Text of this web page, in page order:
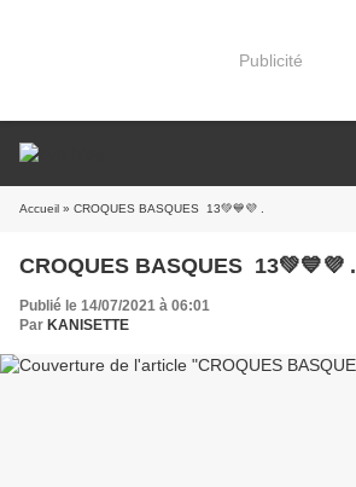
Publicité
Accueil » CROQUES BASQUES 13💚💙💜 .
CROQUES BASQUES 13💚💙💜 .
Publié le 14/07/2021 à 06:01
Par KANISETTE